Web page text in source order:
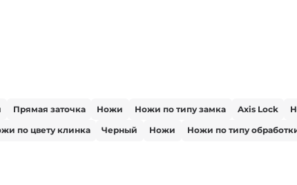
Прямая заточка Ножи Ножи по типу замка Axis Lock
по цвету клинка Черный Ножи Ножи по типу